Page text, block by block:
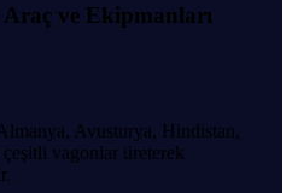
ve Ekipmanları
Avusturya, Hindistan,
vagonlar üreterek